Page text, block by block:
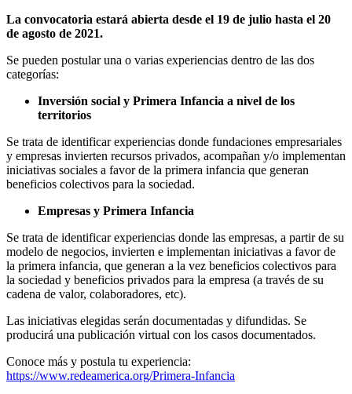
La convocatoria estará abierta desde el 19 de julio hasta el 20
de agosto de 2021.
Se pueden postular una o varias experiencias dentro de las dos
categorías:
Inversión social y Primera Infancia a nivel de los
territorios
Se trata de identificar experiencias donde fundaciones empresariales
y empresas invierten recursos privados, acompañan y/o implementan
iniciativas sociales a favor de la primera infancia que generan
beneficios colectivos para la sociedad.
Empresas y Primera Infancia
Se trata de identificar experiencias donde las empresas, a partir de su
modelo de negocios, invierten e implementan iniciativas a favor de
la primera infancia, que generan a la vez beneficios colectivos para
la sociedad y beneficios privados para la empresa (a través de su
cadena de valor, colaboradores, etc).
Las iniciativas elegidas serán documentadas y difundidas. Se
producirá una publicación virtual con los casos documentados.
Conoce más y postula tu experiencia:
https://www.redeamerica.org/Primera-Infancia